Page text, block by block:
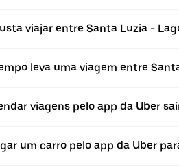
viajar entre Santa Luzia -
leva uma viagem entre
viagens pelo app da Uber
um carro pelo app da Uber